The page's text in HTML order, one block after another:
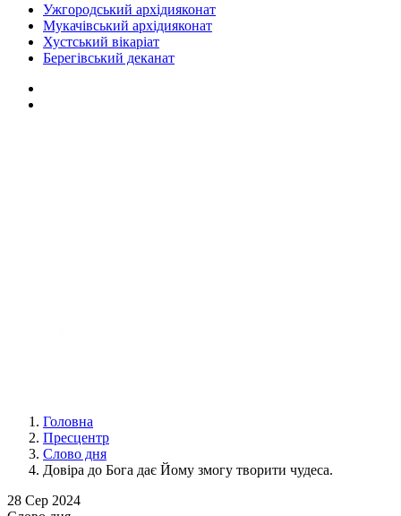
Ужгородський архідияконат
Мукачівський архідияконат
Хустський вікаріат
Берегівський деканат
Головна
Пресцентр
Слово дня
Довіра до Бога дає Йому змогу творити чудеса.
28 Сер 2024